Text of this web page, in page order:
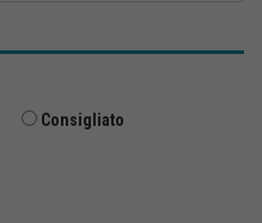
Consigliato